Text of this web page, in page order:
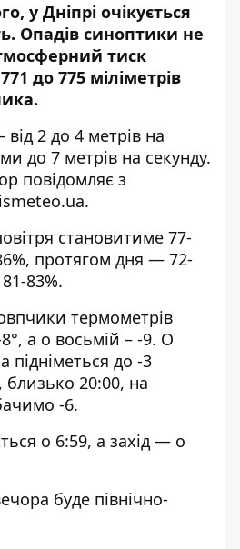
у Дніпрі очікується
Опадів синоптики не
тиск
до 775 міліметрів
від 2 до 4 метрів на
до 7 метрів на секунду.
повідомляє з
.
становитиме 77-
протягом дня — 72-
83%.
термометрів
а о восьмій – -9. О
підніметься до -3
близько 20:00, на
-6.
о 6:59, а захід — о
буде північно-